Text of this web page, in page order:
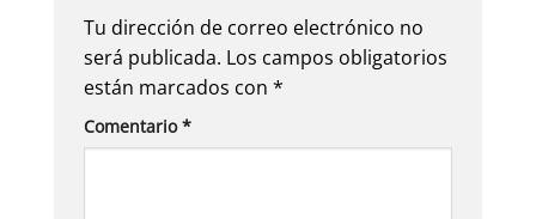
Tu dirección de correo electrónico no
será publicada. Los campos obligatorios
están marcados con *
Comentario*